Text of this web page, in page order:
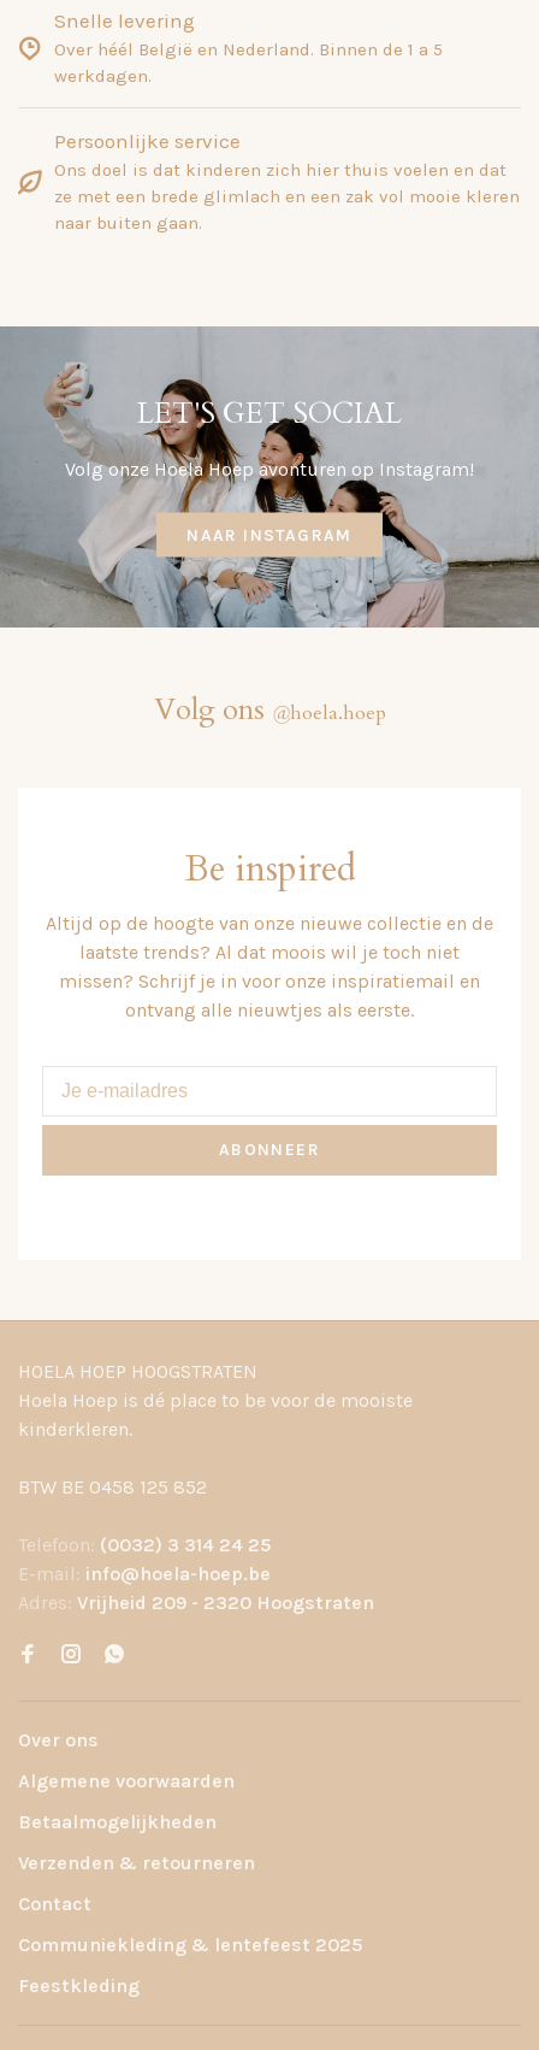
Snelle levering
Over héél België en Nederland. Binnen de 1 a 5
werkdagen.
Persoonlijke service
Ons doel is dat kinderen zich hier thuis voelen en dat
ze met een brede glimlach en een zak vol mooie kleren
naar buiten gaan.
LET'S GET SOCIAL
Volg onze Hoela Hoep avonturen op Instagram!
NAAR INSTAGRAM
Volg ons @hoela.hoep
Be inspired
Altijd op de hoogte van onze nieuwe collectie en de
laatste trends? Al dat moois wil je toch niet
missen? Schrijf je in voor onze inspiratiemail en
ontvang alle nieuwtjes als eerste.
ABONNEER
HOELA HOEP HOOGSTRATEN
Hoela Hoep is dé place to be voor de mooiste
kinderkleren.
BTW BE 0458 125 852
Telefoon: (0032) 3 314 24 25
E-mail: info@hoela-hoep.be
Adres: Vrijheid 209 - 2320 Hoogstraten
Over ons
Algemene voorwaarden
Betaalmogelijkheden
Verzenden & retourneren
Contact
Communiekleding & lentefeest 2025
Feestkleding